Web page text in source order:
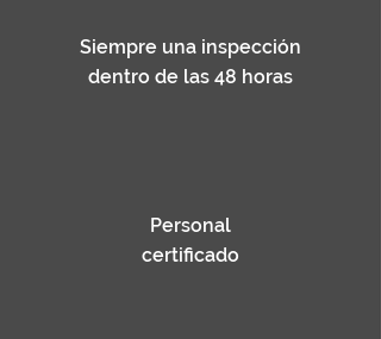
Siempre una inspección
dentro de las 48 horas
Personal
certificado